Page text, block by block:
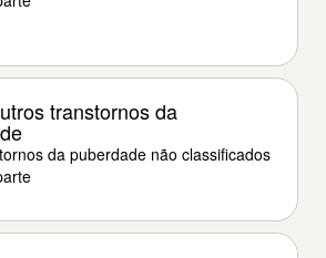
transtornos da
da puberdade não classificados